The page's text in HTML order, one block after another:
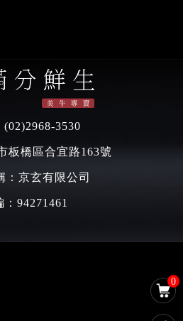
0
(02)2968-3530
板橋區合宜路163號
：京玄有限公司
：94271461